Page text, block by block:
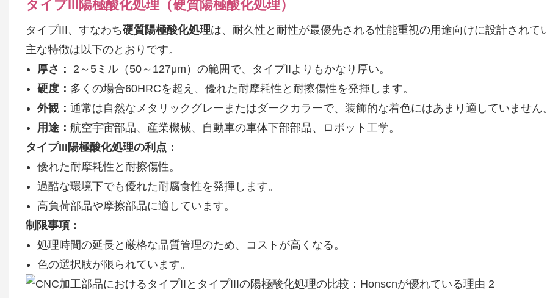
タイプIII陽極酸化処理（硬質陽極酸化処理）
タイプIII、すなわち硬質陽極酸化処理は、耐久性と耐性が最優先される性能重視の用途向けに設計されて
主な特徴は以下のとおりです。
厚さ：
2～5ミル（50～127μm）の範囲で、タイプIIよりもかなり厚い。
硬度： 多くの場合60HRCを超え、優れた耐摩耗性と耐擦傷性を発揮します。
外観：通常は自然なメタリックグレーまたはダークカラーで、装飾的な着色にはあまり適していません
用途：航空宇宙部品、産業機械、自動車の車体下部部品、ロボット工学。
タイプIII陽極酸化処理の利点：
優れた耐摩耗性と耐擦傷性。
過酷な環境下でも優れた耐腐食性を発揮します。
高負荷部品や摩擦部品に適しています。
制限事項：
処理時間の延長と厳格な品質管理のため、コストが高くなる。
色の選択肢が限られています。